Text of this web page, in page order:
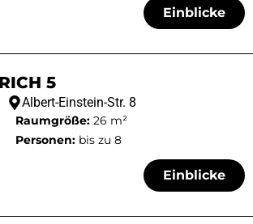
Einblicke
5
Albert-Einstein-Str. 8
Raumgröße: 26 m²
Personen: bis zu 8
Einblicke